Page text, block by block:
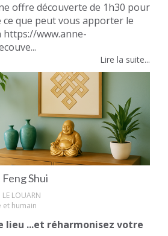
offre découverte de 1h30 pour
que peut vous apporter le
https://www.anne-
Lire la suite...
Shui
LOUARN
et humain
lieu ...et réharmonisez votre